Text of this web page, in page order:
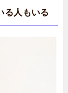
る人もいる